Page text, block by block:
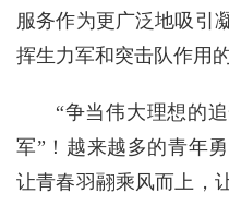
服务作为更广泛地吸引
挥生力军和突击队作用
“争当伟大理想的
军”！越来越多的青年
让青春羽翮乘风而上，